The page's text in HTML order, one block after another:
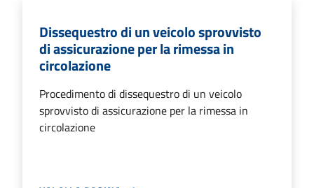
Dissequestro di un veicolo sprovvisto
di assicurazione per la rimessa in
circolazione
Procedimento di dissequestro di un veicolo
sprovvisto di assicurazione per la rimessa in
circolazione